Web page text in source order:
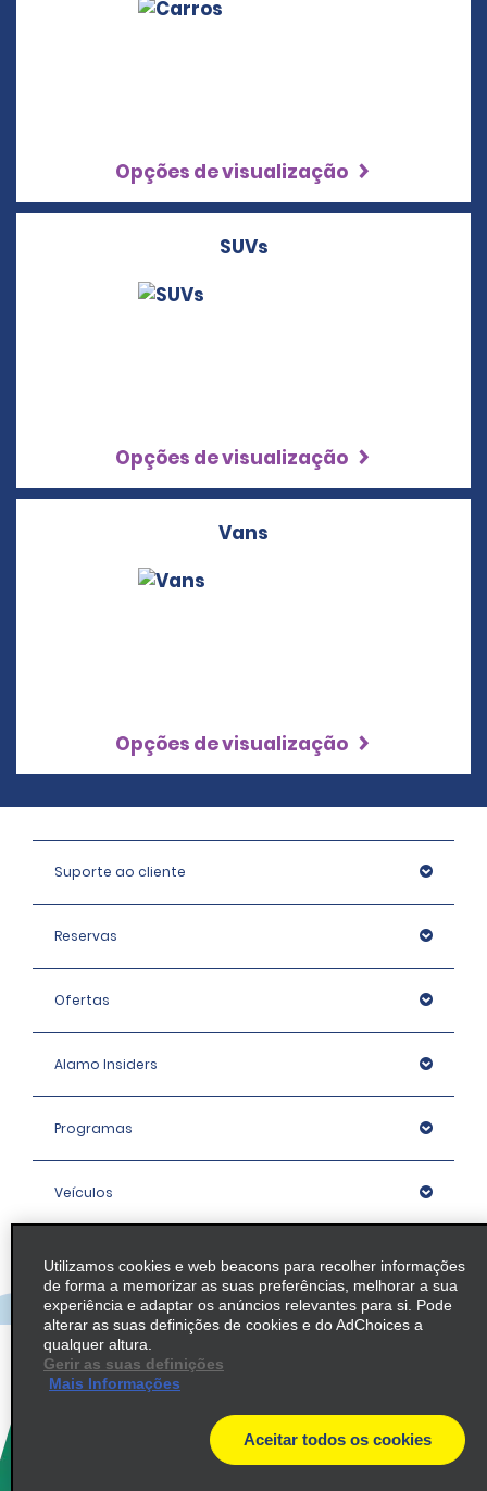
Opções de visualização
SUVs
Opções de visualização
Vans
Opções de visualização
Suporte ao cliente
Reservas
Ofertas
Alamo Insiders
Programas
Veículos
Agências
Empresa
Política / Mapa do Site
© 2026 Enterprise Holdings, Inc. All rights Reserved.
Utilizamos cookies e web beacons para recolher informações
de forma a memorizar as suas preferências, melhorar a sua
experiência e adaptar os anúncios relevantes para si. Pode
alterar as suas definições de cookies e do AdChoices a
qualquer altura.
Gerir as suas definições
Mais Informações
Aceitar todos os cookies